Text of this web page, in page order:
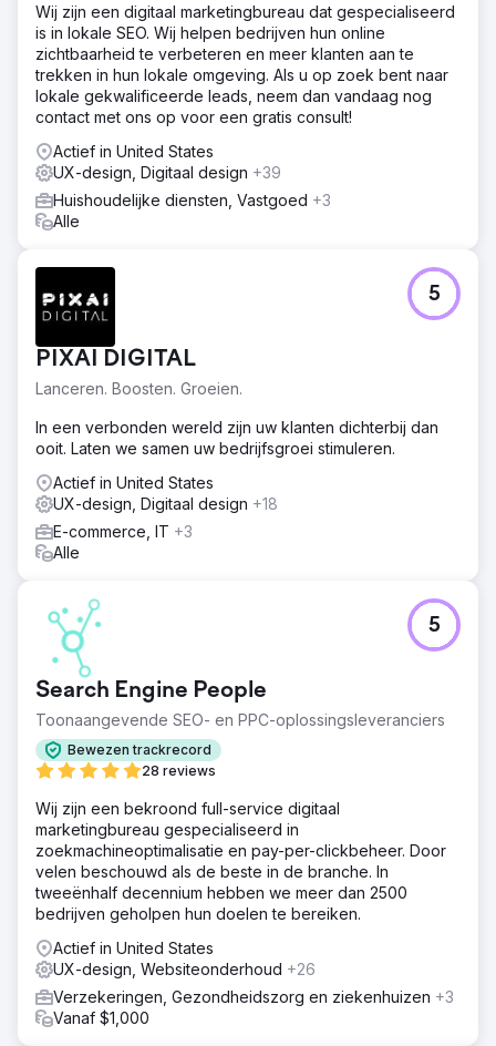
Blogspot-content van de klant zorgvuldig gemigreerd om
de structuur, zichtbaarheid en continuïteit te behouden.
Bestaande URL's werden waar mogelijk behouden en
waar nodig werden nauwkeurige 301-redirects
geïmplementeerd. We hebben ook een AI-gestuurde
vertaalworkflow ontwikkeld, waardoor de klant op
schaalbare wijze meertalige content in een groot aantal
talen kan aanbieden.
Resultaat
De vernieuwde website hielp de klant meer dan 1 miljoen
30.000. Naast de verbeterde zoekresultaten ontving de
klant ook positieve feedback van gebruikers over het
ontwerp en de gebruiksvriendelijkheid van de website.
Het project resulteerde in een sterkere digitale
aanwezigheid, verbeterde gebruiksvriendelijkheid en
een schaalbaarder platform voor toekomstige groei.
Naar bureaupagina
Wij zijn een digitaal marketingbureau dat gespecialiseerd
is in lokale SEO. Wij helpen bedrijven hun online
zichtbaarheid te verbeteren en meer klanten aan te
trekken in hun lokale omgeving. Als u op zoek bent naar
lokale gekwalificeerde leads, neem dan vandaag nog
contact met ons op voor een gratis consult!
Actief in United States
UX-design, Digitaal design +39
Huishoudelijke diensten, Vastgoed +3
Alle
PIXAI DIGITAL
Lanceren. Boosten. Groeien.
5
In een verbonden wereld zijn uw klanten dichterbij dan
ooit. Laten we samen uw bedrijfsgroei stimuleren.
Actief in United States
UX-design, Digitaal design +18
E-commerce, IT +3
Alle
Search Engine People
Toonaangevende SEO- en PPC-oplossingsleveranciers
Bewezen trackrecord
28 reviews
5
Wij zijn een bekroond full-service digitaal
marketingbureau gespecialiseerd in
zoekmachineoptimalisatie en pay-per-clickbeheer. Door
velen beschouwd als de beste in de branche. In
tweeënhalf decennium hebben we meer dan 2500
bedrijven geholpen hun doelen te bereiken.
Actief in United States
UX-design, Websiteonderhoud +26
Verzekeringen, Gezondheidszorg en ziekenhuizen +3
Vanaf $1,000